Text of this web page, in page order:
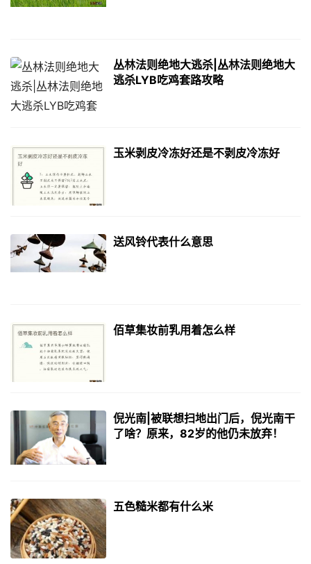
丛林法则绝地大逃杀|丛林法则绝地大
逃杀LYB吃鸡套路攻略
玉米剥皮冷冻好还是不剥皮冷冻好
送风铃代表什么意思
佰草集妆前乳用着怎么样
倪光南|被联想扫地出门后，倪光南干
了啥？原来，82岁的他仍未放弃！
五色糙米都有什么米